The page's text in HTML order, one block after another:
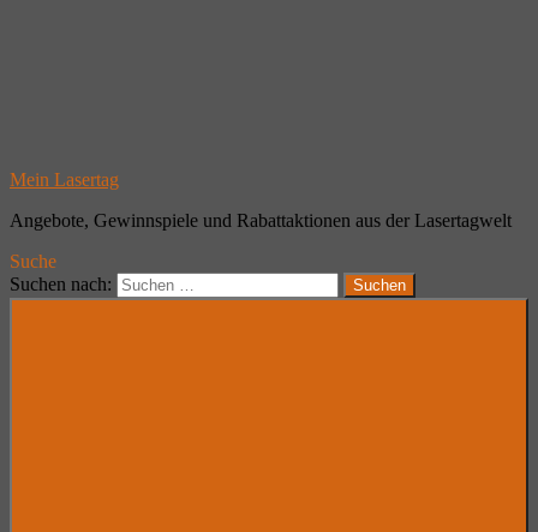
Mein Lasertag
Angebote, Gewinnspiele und Rabattaktionen aus der Lasertagwelt
Suche
Suchen nach:
Suchen